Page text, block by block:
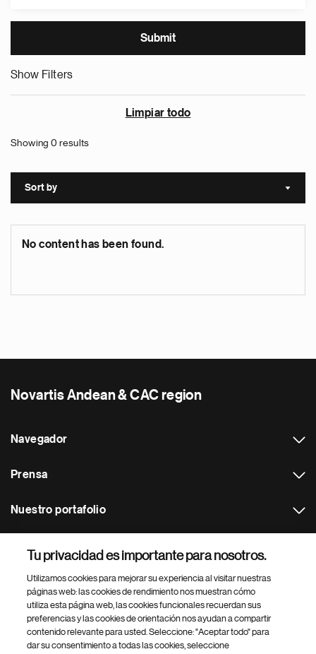
Show Filters
Limpiar todo
Showing 0 results
Sort by Sort
No content has been found.
Novartis Andean & CAC region
Navegador
Prensa
Nuestro portafolio
Footer Site Search
Tu privacidad es importante para nosotros.
Utilizamos cookies para mejorar su experiencia al visitar nuestras
páginas web: las cookies de rendimiento nos muestran cómo
utiliza esta página web, las cookies funcionales recuerdan sus
preferencias y las cookies de orientación nos ayudan a compartir
contenido relevante para usted. Seleccione: "Aceptar todo" para
dar su consentimiento a todas las cookies, seleccione